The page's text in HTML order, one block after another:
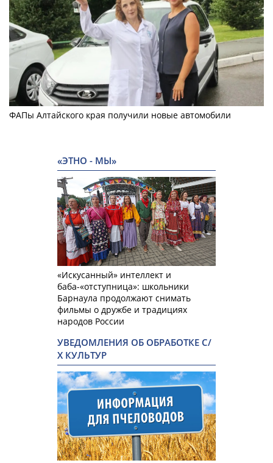
ФАПы Алтайского края получили новые автомобили
«ЭТНО - МЫ»
«Искусанный» интеллект и
баба-«отступница»: школьники
Барнаула продолжают снимать
фильмы о дружбе и традициях
народов России
УВЕДОМЛЕНИЯ ОБ ОБРАБОТКЕ С/
Х КУЛЬТУР